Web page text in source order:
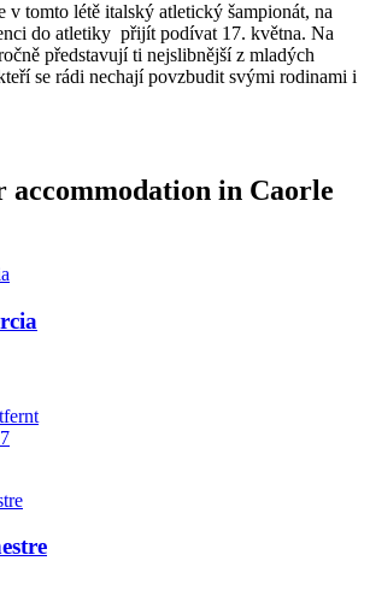
v tomto létě italský atletický šampionát, na
do atletiky přijít podívat 17. května. Na
představují ti nejslibnější z mladých
se rádi nechají povzbudit svými rodinami i
accommodation in Caorle